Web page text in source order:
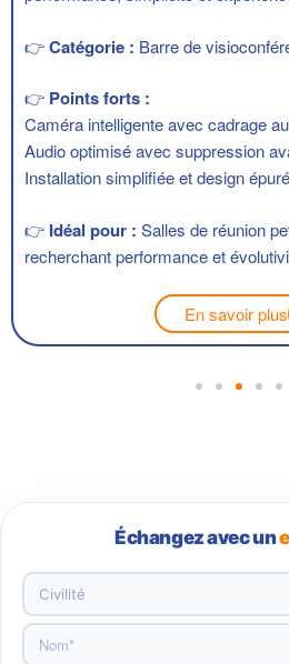
Tableau blanc multi-touch
Caméra et audio intégrés
Mobilité et simplicité d’installation
En savoir plus